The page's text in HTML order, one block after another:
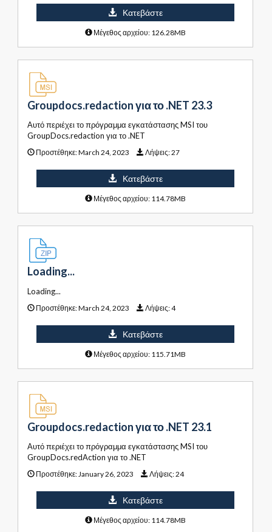
Κατεβάστε
Μέγεθος αρχείου: 126.28MB
Groupdocs.redaction για το .NET 23.3
Αυτό περιέχει το πρόγραμμα εγκατάστασης MSI του
GroupDocs.redaction για το .NET
Προστέθηκε:March 24, 2023 Λήψεις:27
Κατεβάστε
Μέγεθος αρχείου: 114.78MB
Loading...
Loading...
Προστέθηκε:March 24, 2023 Λήψεις:4
Κατεβάστε
Μέγεθος αρχείου: 115.71MB
Groupdocs.redaction για το .NET 23.1
Αυτό περιέχει το πρόγραμμα εγκατάστασης MSI του
GroupDocs.redAction για το .NET
Προστέθηκε:January 26, 2023 Λήψεις:24
Κατεβάστε
Μέγεθος αρχείου: 114.78MB